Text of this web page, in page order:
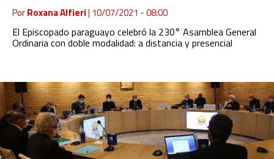
PorRoxana Alfieri| 10/07/2021 - 08:00
El Episcopado paraguayo celebró la 230° Asamblea General
Ordinaria con doble modalidad: a distancia y presencial